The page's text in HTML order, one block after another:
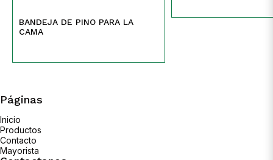
BANDEJA DE PINO PARA LA
CAMA
Páginas
Inicio
Productos
Contacto
Mayorista